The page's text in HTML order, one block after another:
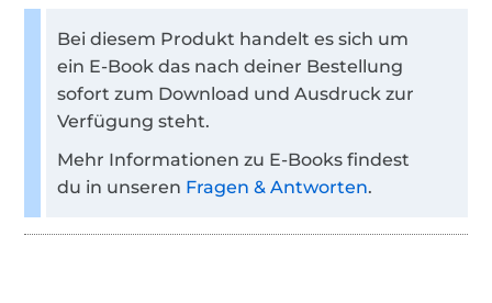
Bei diesem Produkt handelt es sich um
ein E-Book das nach deiner Bestellung
sofort zum Download und Ausdruck zur
Verfügung steht.
Mehr Informationen zu E-Books findest
du in unseren Fragen & Antworten.